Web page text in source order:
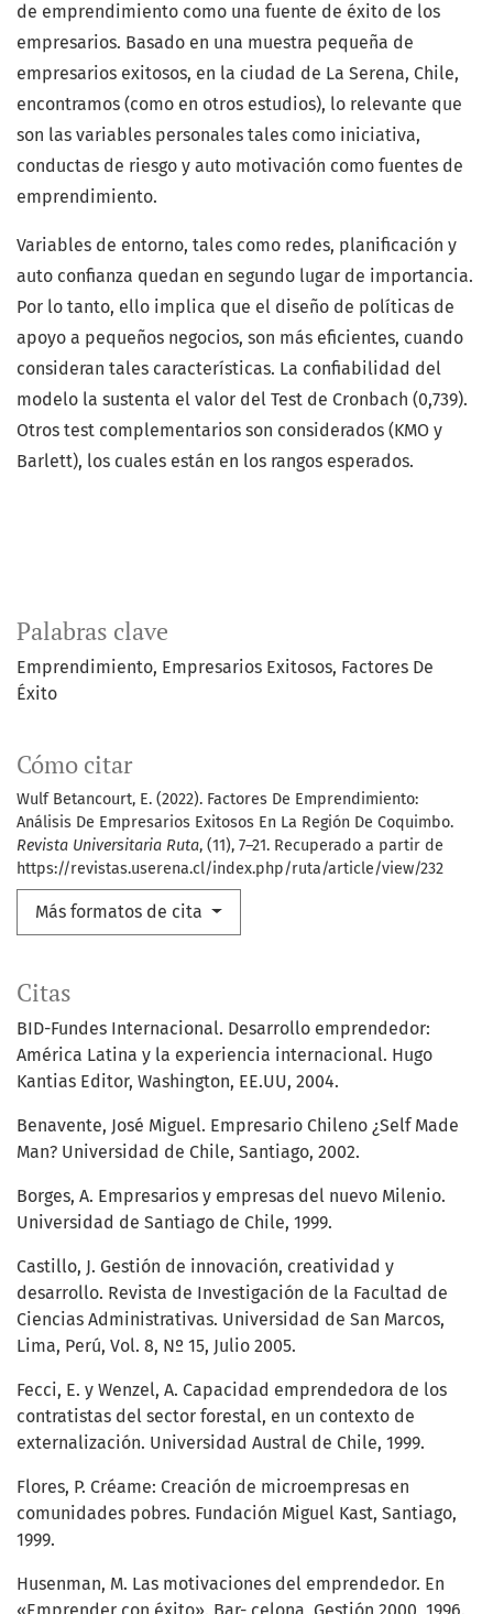
Palabras clave
Emprendimiento Empresarios Exitosos Factores De
Éxito
Cómo citar
Wulf Betancourt, E. (2022). Factores De Emprendimiento:
Análisis De Empresarios Exitosos En La Región De Coquimbo.
Revista Universitaria Ruta, (11), 7–21. Recuperado a partir de
https://revistas.userena.cl/index.php/ruta/article/view/232
Más formatos de cita
de emprendimiento como una fuente de éxito de los
empresarios. Basado en una muestra pequeña de
empresarios exitosos, en la ciudad de La Serena, Chile,
encontramos (como en otros estudios), lo relevante que
son las variables personales tales como iniciativa,
conductas de riesgo y auto motivación como fuentes de
emprendimiento.
Variables de entorno, tales como redes, planificación y
auto confianza quedan en segundo lugar de importancia.
Por lo tanto, ello implica que el diseño de políticas de
apoyo a pequeños negocios, son más eficientes, cuando
consideran tales características. La confiabilidad del
modelo la sustenta el valor del Test de Cronbach (0,739).
Otros test complementarios son considerados (KMO y
Barlett), los cuales están en los rangos esperados.
Citas
BID-Fundes Internacional. Desarrollo emprendedor:
América Latina y la experiencia internacional. Hugo
Kantias Editor, Washington, EE.UU, 2004.
Benavente, José Miguel. Empresario Chileno ¿Self Made
Man? Universidad de Chile, Santiago, 2002.
Borges, A. Empresarios y empresas del nuevo Milenio.
Universidad de Santiago de Chile, 1999.
Castillo, J. Gestión de innovación, creatividad y
desarrollo. Revista de Investigación de la Facultad de
Ciencias Administrativas. Universidad de San Marcos,
Lima, Perú, Vol. 8, Nº 15, Julio 2005.
Fecci, E. y Wenzel, A. Capacidad emprendedora de los
contratistas del sector forestal, en un contexto de
externalización. Universidad Austral de Chile, 1999.
Flores, P. Créame: Creación de microempresas en
comunidades pobres. Fundación Miguel Kast, Santiago,
1999.
Husenman, M. Las motivaciones del emprendedor. En